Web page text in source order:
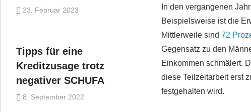
In den vergangenen
Beispielsweise ist die
Mittlerweile sind72
Gegensatz zu den
Einkommen schmälert.
diese Teilzeitarbeit erst
festgehalten wird.
23. Februar 2023
Tipps für eine
Kreditzusage trotz
negativer SCHUFA
8. September 2022